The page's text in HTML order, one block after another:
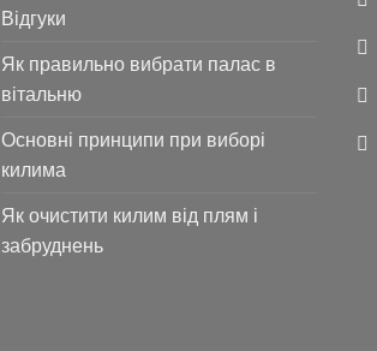
Відгуки
Як правильно вибрати палас в
вітальню
Основні принципи при виборі
килима
Як очистити килим від плям і
забруднень